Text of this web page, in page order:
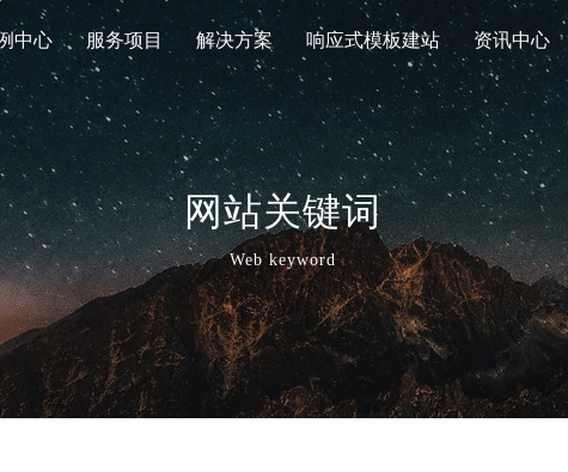
中心 服务项目 解决方案 响应式模板建站 资讯中心
网站关键词
Web keyword